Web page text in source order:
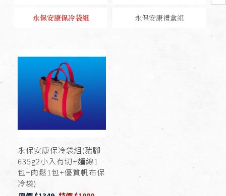
永保安康保冷袋組 永保安康禮盒組
永保安康保冷袋組(豬腳
635g2小入有切+麵線1
包+肉鬆1包+優質帆布保
冷袋)